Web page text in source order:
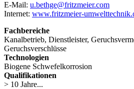
E-Mail: u.bethge@fritzmeier.com
Internet: www.fritzmeier-
Fachbereiche
Kanalbetrieb, Dienstleister,
Geruchsverschlüsse
Technologien
Biogene Schwefelkorrosion
Qualifikationen
> 10 Jahre...